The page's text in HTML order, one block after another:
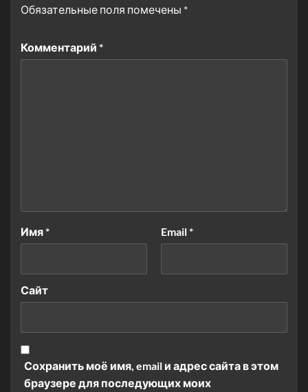
Обязательные поля помечены *
Комментарий *
Имя* Email*
Сайт
Сохранить моё имя, email и адрес сайта в этом
браузере для последующих моих